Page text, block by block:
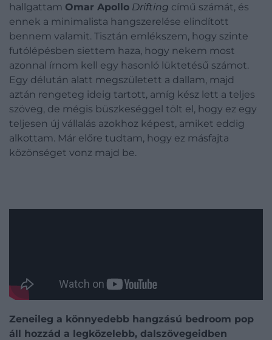
hallgattam Omar Apollo Drifting című számát, és
ennek a minimalista hangszerelése elindított
bennem valamit. Tisztán emlékszem, hogy szinte
futólépésben siettem haza, hogy nekem most
azonnal írnom kell egy hasonló lüktetésű számot.
Egy délután alatt megszületett a dallam, majd
aztán rengeteg ideig tartott, amíg kész lett a teljes
szöveg, de mégis büszkeséggel tölt el, hogy ez egy
teljesen új vállalás azokhoz képest, amiket eddig
alkottam. Már előre tudtam, hogy ez másfajta
közönséget vonz majd be.
Zeneileg a könnyedebb hangzású bedroom pop
áll hozzád a legközelebb, dalszövegeidben